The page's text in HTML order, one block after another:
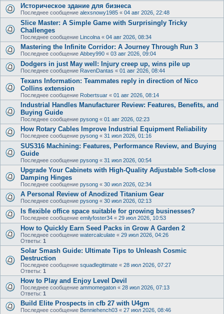
Историческое здание для бизнеса
Последнее сообщение alexsnowy1985 « 04 авг 2026, 22:48
Slice Master: A Simple Game with Surprisingly Tricky
Challenges
Последнее сообщение Lincolna « 04 авг 2026, 08:34
Mastering the Infinite Corridor: A Journey Through Run 3
Последнее сообщение Abbey990 « 03 авг 2026, 09:04
Dodgers in just May well: Injury creep up, wins pile up
Последнее сообщение RavenDantas « 01 авг 2026, 08:44
Texans Information: Teammates reply in direction of Nico
Collins extension
Последнее сообщение Robertsuar « 01 авг 2026, 08:14
Industrial Handles Manufacturer Review: Features, Benefits, and
Buying Guide
Последнее сообщение pysong « 01 авг 2026, 02:23
How Rotary Cables Improve Industrial Equipment Reliability
Последнее сообщение pysong « 31 июл 2026, 01:16
SUS316 Machining: Features, Performance Review, and Buying
Guide
Последнее сообщение pysong « 31 июл 2026, 00:54
Upgrade Your Cabinets with High-Quality Adjustable Soft-close
Damping Hinges
Последнее сообщение pysong « 30 июл 2026, 02:34
A Personal Review of Anodized Titanium Gear
Последнее сообщение pysong « 30 июл 2026, 02:13
Is flexible office space suitable for growing businesses?
Последнее сообщение emilyfoster34 « 29 июл 2026, 10:53
How to Quickly Earn Seed Packs in Grow A Garden 2
Последнее сообщение watercalculate « 29 июл 2026, 04:26
Ответы: 1
Solar Smash Guide: Ultimate Tips to Unleash Cosmic
Destruction
Последнее сообщение squadlegitimate « 28 июл 2026, 07:27
Ответы: 1
How to Play and Enjoy Level Devil
Последнее сообщение ammomegaton « 28 июл 2026, 07:13
Ответы: 1
Build Elite Prospects in cfb 27 with U4gm
Последнее сообщение Benniehench03 « 27 июл 2026, 08:46